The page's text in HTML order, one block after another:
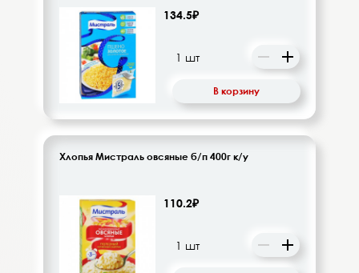
134.5₽
В корзину
Хлопья Мистраль овсяные б/п 400г к/у
110.2₽